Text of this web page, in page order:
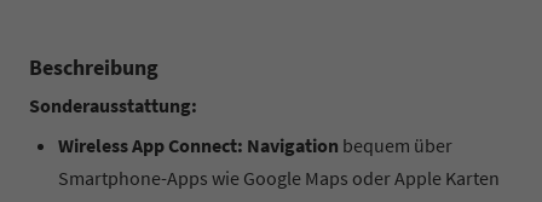
Beschreibung
Sonderausstattung:
Wireless App Connect: Navigation bequem über
Smartphone-Apps wie Google Maps oder Apple Karten